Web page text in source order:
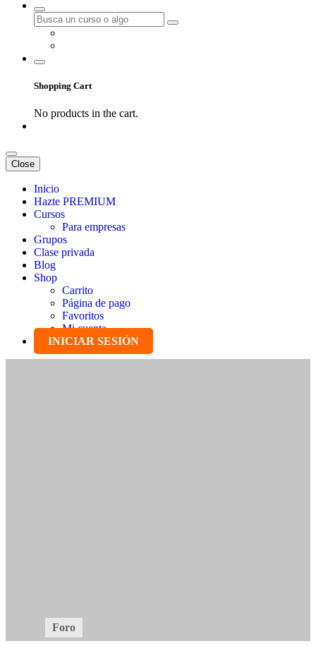
Shopping Cart
No products in the cart.
Close
Inicio
Hazte PREMIUM
Cursos
Para empresas
Grupos
Clase privada
Blog
Shop
Carrito
Página de pago
Favoritos
Mi cuenta
INICIAR SESIÓN
Foro